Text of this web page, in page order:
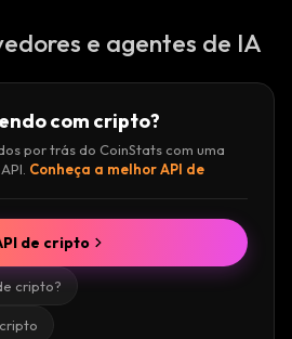
e agentes de IA
com cripto?
por trás do CoinStats com uma
Conheça a melhor API de
cripto?
de cripto